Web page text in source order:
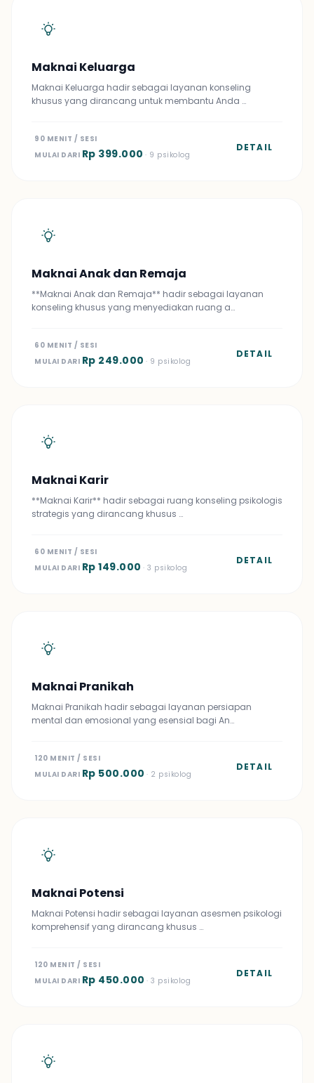
Maknai Keluarga
Maknai Keluarga hadir sebagai layanan konseling
khusus yang dirancang untuk membantu Anda …
90 MENIT / SESI
MULAI DARI Rp 399.000 · 9 psikolog
DETAIL
Maknai Anak dan Remaja
**Maknai Anak dan Remaja** hadir sebagai layanan
konseling khusus yang menyediakan ruang a…
60 MENIT / SESI
MULAI DARI Rp 249.000 · 9 psikolog
DETAIL
Maknai Karir
**Maknai Karir** hadir sebagai ruang konseling psikologis
strategis yang dirancang khusus …
60 MENIT / SESI
MULAI DARI Rp 149.000 · 3 psikolog
DETAIL
Maknai Pranikah
Maknai Pranikah hadir sebagai layanan persiapan
mental dan emosional yang esensial bagi An…
120 MENIT / SESI
MULAI DARI Rp 500.000 · 2 psikolog
DETAIL
Maknai Potensi
Maknai Potensi hadir sebagai layanan asesmen psikologi
komprehensif yang dirancang khusus …
120 MENIT / SESI
MULAI DARI Rp 450.000 · 3 psikolog
DETAIL